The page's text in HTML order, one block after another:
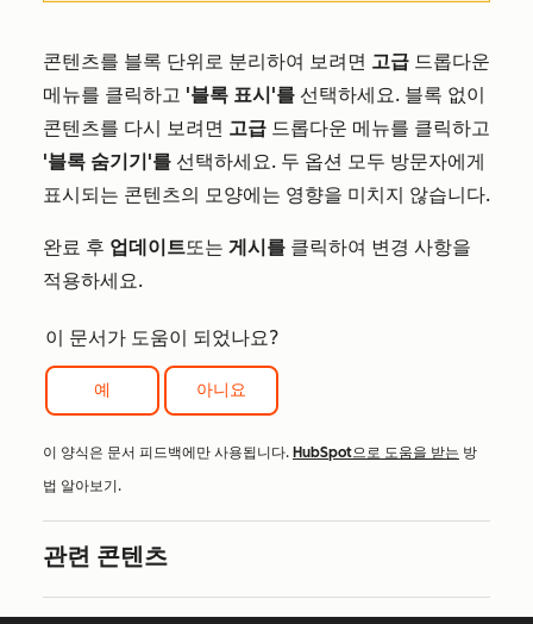
콘텐츠를 블록 단위로 분리하여 보려면 고급 드롭다운
메뉴를 클릭하고 '블록 표시'를 선택하세요. 블록 없이
콘텐츠를 다시 보려면 고급 드롭다운 메뉴를 클릭하고
'블록 숨기기'를 선택하세요. 두 옵션 모두 방문자에게
표시되는 콘텐츠의 모양에는 영향을 미치지 않습니다.
완료 후 업데이트또는 게시를 클릭하여 변경 사항을
적용하세요.
이 문서가 도움이 되었나요?
예 아니요
이 양식은 문서 피드백에만 사용됩니다. HubSpot으로 도움을 받는 방
법 알아보기.
관련 콘텐츠